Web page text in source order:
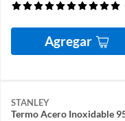
Agregar
STANLEY
Termo Acero Inoxidable